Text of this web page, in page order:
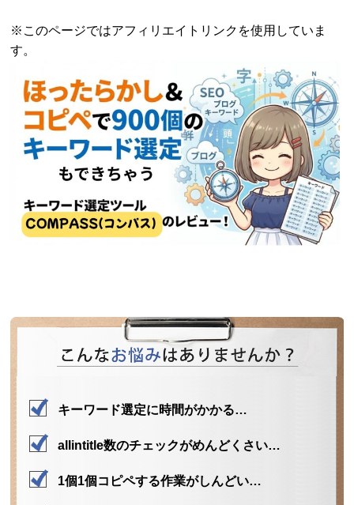
※このページではアフィリエイトリンクを使用していま
す。
キーワード選定に時間がかかる…
allintitle数のチェックがめんどくさい…
1個1個コピペする作業がしんどい…